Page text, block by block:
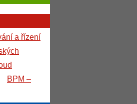
a řízení
BPM –